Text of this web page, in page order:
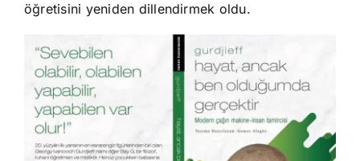
öğretisini yeniden dillendirmek oldu.